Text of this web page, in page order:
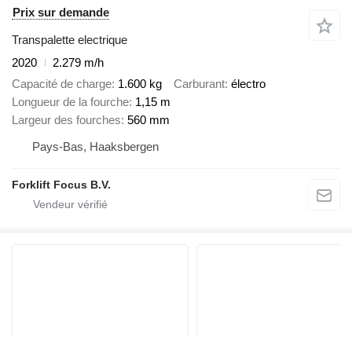
Prix sur demande
Transpalette electrique
2020
2.279 m/h
Capacité de charge 1.600 kg Carburant électro
Longueur de la fourche 1,15 m
Largeur des fourches 560 mm
Pays-Bas, Haaksbergen
Forklift Focus B.V.